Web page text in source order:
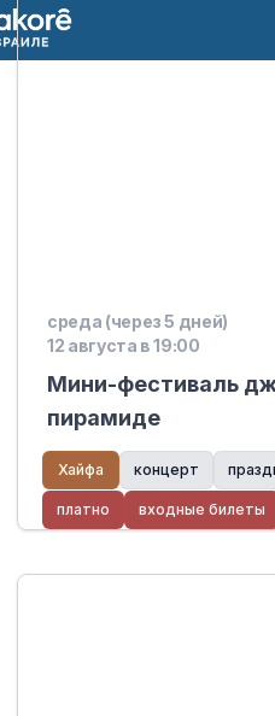
среда (через 5 дней)
12 августа в 19:00
Мини-фестиваль
пирамиде
Хайфа концерт
платно входные билеты